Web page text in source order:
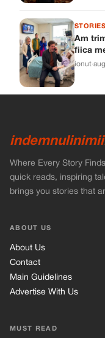
STORIES
Am
fiica
ionut·
Where Every Story
quick reads, inspiring
brings you stories that
ABOUT US
About Us
Contact
Main Guidelines
Advertise With Us
MUST READ